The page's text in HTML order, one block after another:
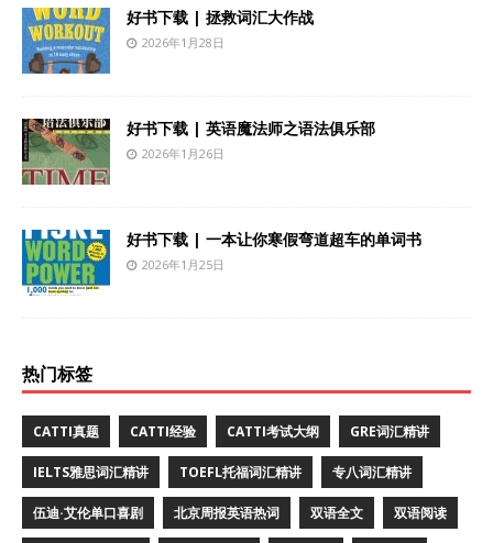
好书下载 | 拯救词汇大作战
2026年1月28日
好书下载 | 英语魔法师之语法俱乐部
2026年1月26日
好书下载 | 一本让你寒假弯道超车的单词书
2026年1月25日
热门标签
CATTI真题 CATTI经验 CATTI考试大纲 GRE词汇精讲
IELTS雅思词汇精讲 TOEFL托福词汇精讲 专八词汇精讲
伍迪·艾伦单口喜剧 北京周报英语热词 双语全文 双语阅读